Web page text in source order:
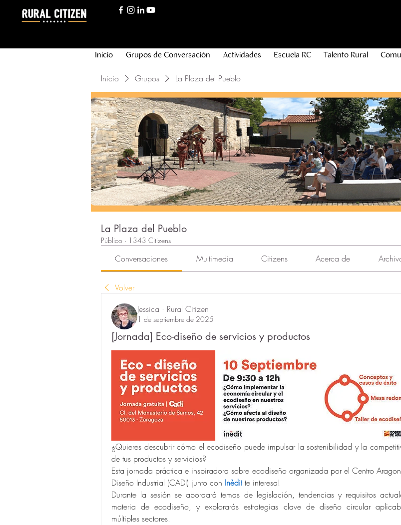
Inicio Grupos de Conversación Actividades Escuela RC Talento Rural
Inicio Grupos La Plaza del Pueblo
La Plaza del Pueblo
Público · 1343 Citizens
Conversaciones Multimedia Citizens Acerca de
Volver
Jessica · Rural Citizen
1 de septiembre de 2025
[Jornada] Eco-diseño de servicios y productos
¿Quieres descubrir cómo el ecodiseño puede impulsar la sostenibilidad y la
de tus productos y servicios?
Esta jornada práctica e inspiradora sobre ecodiseño organizada por el Centro
Diseño Industrial (CADI) junto con Inèdit te interesa!
Durante la sesión se abordará temas de legislación, tendencias y requisitos
materia de ecodiseño, y explorarás estrategias clave de diseño circular
múltiples sectores.